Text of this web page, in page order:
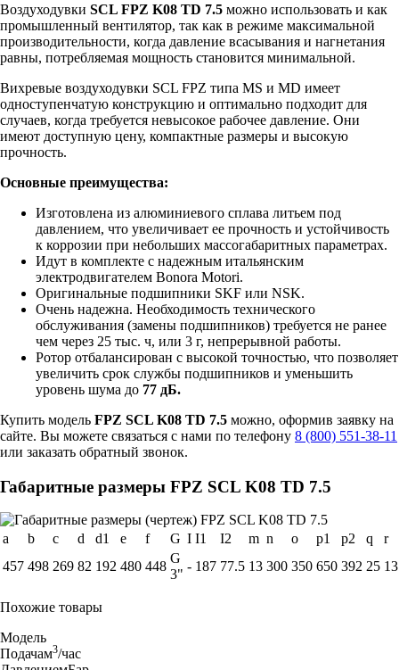
Воздуходувки SCL FPZ K08 TD 7.5 можно использовать и как
промышленный вентилятор, так как в режиме максимальной
производительности, когда давление всасывания и нагнетания
равны, потребляемая мощность становится минимальной.
Вихревые воздуходувки SCL FPZ типа MS и MD имеет
одноступенчатую конструкцию и оптимально подходит для
случаев, когда требуется невысокое рабочее давление. Они
имеют доступную цену, компактные размеры и высокую
прочность.
Основные преимущества:
Изготовлена из алюминиевого сплава литьем под
давлением, что увеличивает ее прочность и устойчивость
к коррозии при небольших массогабаритных параметрах.
Идут в комплекте с надежным итальянским
электродвигателем Bonora Motori.
Оригинальные подшипники SKF или NSK.
Очень надежна. Необходимость технического
обслуживания (замены подшипников) требуется не ранее
чем через 25 тыс. ч, или 3 г, непрерывной работы.
Ротор отбалансирован с высокой точностью, что позволяет
увеличить срок службы подшипников и уменьшить
уровень шума до 77 дБ.
Купить модель FPZ SCL K08 TD 7.5 можно, оформив заявку на
сайте. Вы можете связаться с нами по телефону 8 (800) 551-38-11
или заказать обратный звонок.
Габаритные размеры FPZ SCL K08 TD 7.5
a b c d d1 e f G I I1 I2 m n o p1 p2 q
r
457 498 269 82 192 480 448
G
3"
- 187 77.5 13 300 350 650 392 25
Похожие товары
Модель
Подачам3/час